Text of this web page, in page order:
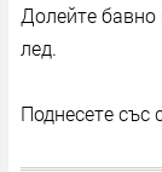
Долейте бавно
лед.
Поднесете със